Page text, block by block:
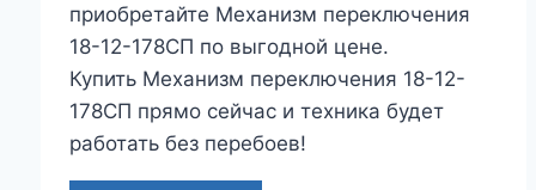
приобретайте Механизм переключения
18-12-178СП по выгодной цене.
Купить Механизм переключения 18-12-
178СП прямо сейчас и техника будет
работать без перебоев!